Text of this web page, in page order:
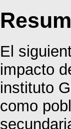
El
impacto
instituto
como